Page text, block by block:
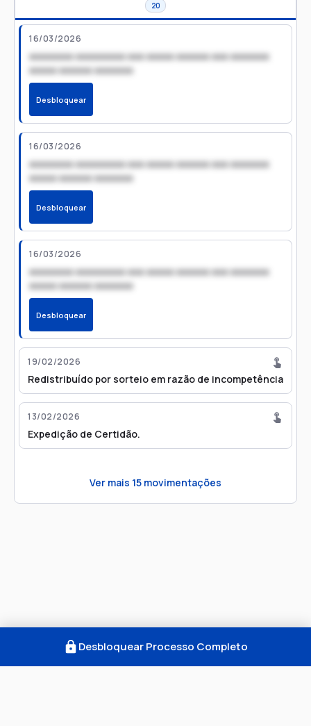
20
16/03/2026
xxxxxxxx xxxxxxxxx xxx xxxxx xxxxxx xxx xxxxxxx
xxxxx xxxxxx xxxxxxx
Desbloquear
16/03/2026
xxxxxxxx xxxxxxxxx xxx xxxxx xxxxxx xxx xxxxxxx
xxxxx xxxxxx xxxxxxx
Desbloquear
16/03/2026
xxxxxxxx xxxxxxxxx xxx xxxxx xxxxxx xxx xxxxxxx
xxxxx xxxxxx xxxxxxx
Desbloquear
19/02/2026
Redistribuído por sorteio em razão de incompetência
13/02/2026
Expedição de Certidão.
Ver mais 15 movimentações
Desbloquear Processo Completo